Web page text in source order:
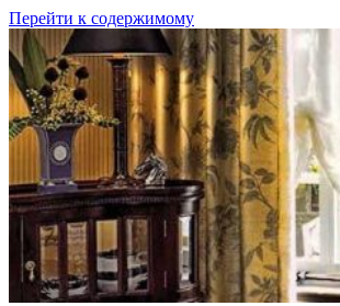
Перейти к содержимому